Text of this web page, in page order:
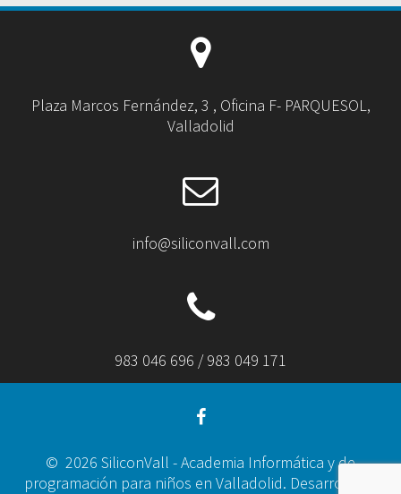
Plaza Marcos Fernández, 3 , Oficina F- PARQUESOL,
Valladolid
info@siliconvall.com
983 046 696 / 983 049 171
© 2026 SiliconVall - Academia Informática y de
programación para niños en Valladolid. Desarrollado